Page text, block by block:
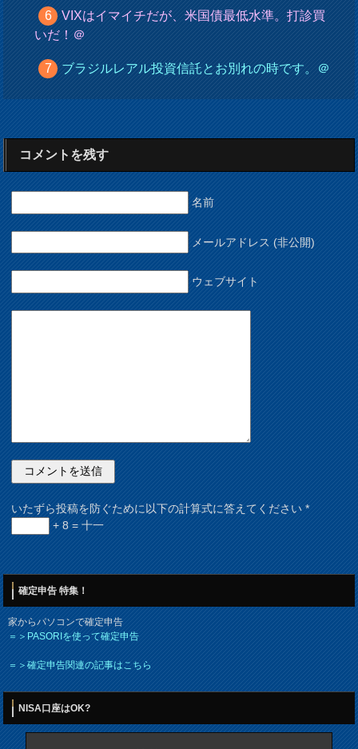
VIXはイマイチだが、米国債最低水準。打診買
いだ！＠
ブラジルレアル投資信託とお別れの時です。＠
コメントを残す
名前
メールアドレス (非公開)
ウェブサイト
いたずら投稿を防ぐために以下の計算式に答えてください*
+ 8 = 十一
確定申告 特集！
家からパソコンで確定申告
＝＞PASORIを使って確定申告
＝＞確定申告関連の記事はこちら
NISA口座はOK?